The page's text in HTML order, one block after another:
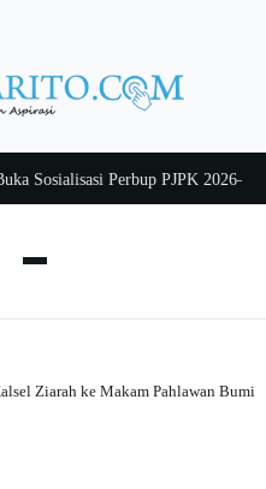
Perbup PJPK 2026–2030
Ziarah ke Makam Pahlawan Bumi